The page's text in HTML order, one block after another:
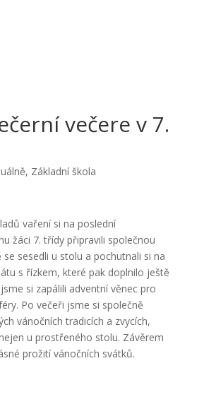
večere v 7.
, Základní škola
vaření si na poslední
žáci 7. třídy připravili společnou
se sesedli u stolu a pochutnali si na
s řízkem, které pak doplnilo ještě
si zapálili adventní věnec pro
Po večeři jsme si společně
vánočních tradicích a zvycích,
u prostřeného stolu. Závěrem
prožití vánočních svátků.